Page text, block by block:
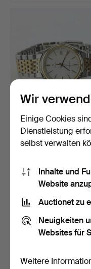
ARMBANDSUHR,
Seamaster.
9 Tage
Wir
Einige Cookies
Dienstleistung
selbst verwalten
Inhalte und
Website
Auctionet zu
Neuigkeiten
Websites für
Weitere